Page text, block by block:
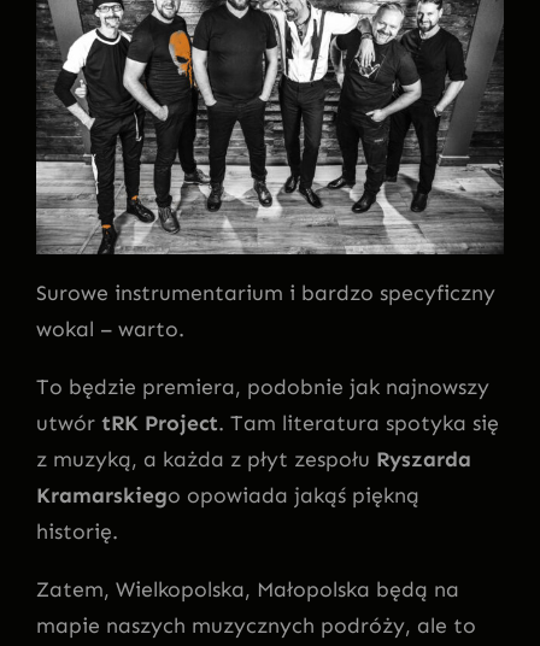
Surowe instrumentarium i bardzo specyficzny
wokal – warto.
To będzie premiera, podobnie jak najnowszy
utwór tRK Project. Tam literatura spotyka się
z muzyką, a każda z płyt zespołu Ryszarda
Kramarskiego opowiada jakąś piękną
historię.
Zatem, Wielkopolska, Małopolska będą na
mapie naszych muzycznych podróży, ale to